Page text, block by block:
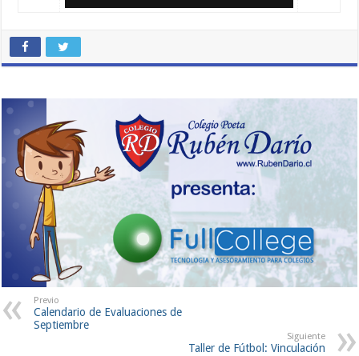
Previo
Calendario de Evaluaciones de
Septiembre
Siguiente
Taller de Fútbol: Vinculación